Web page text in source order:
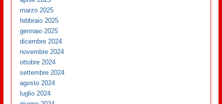
marzo 2025
febbraio 2025
gennaio 2025
dicembre 2024
novembre 2024
ottobre 2024
settembre 2024
agosto 2024
luglio 2024